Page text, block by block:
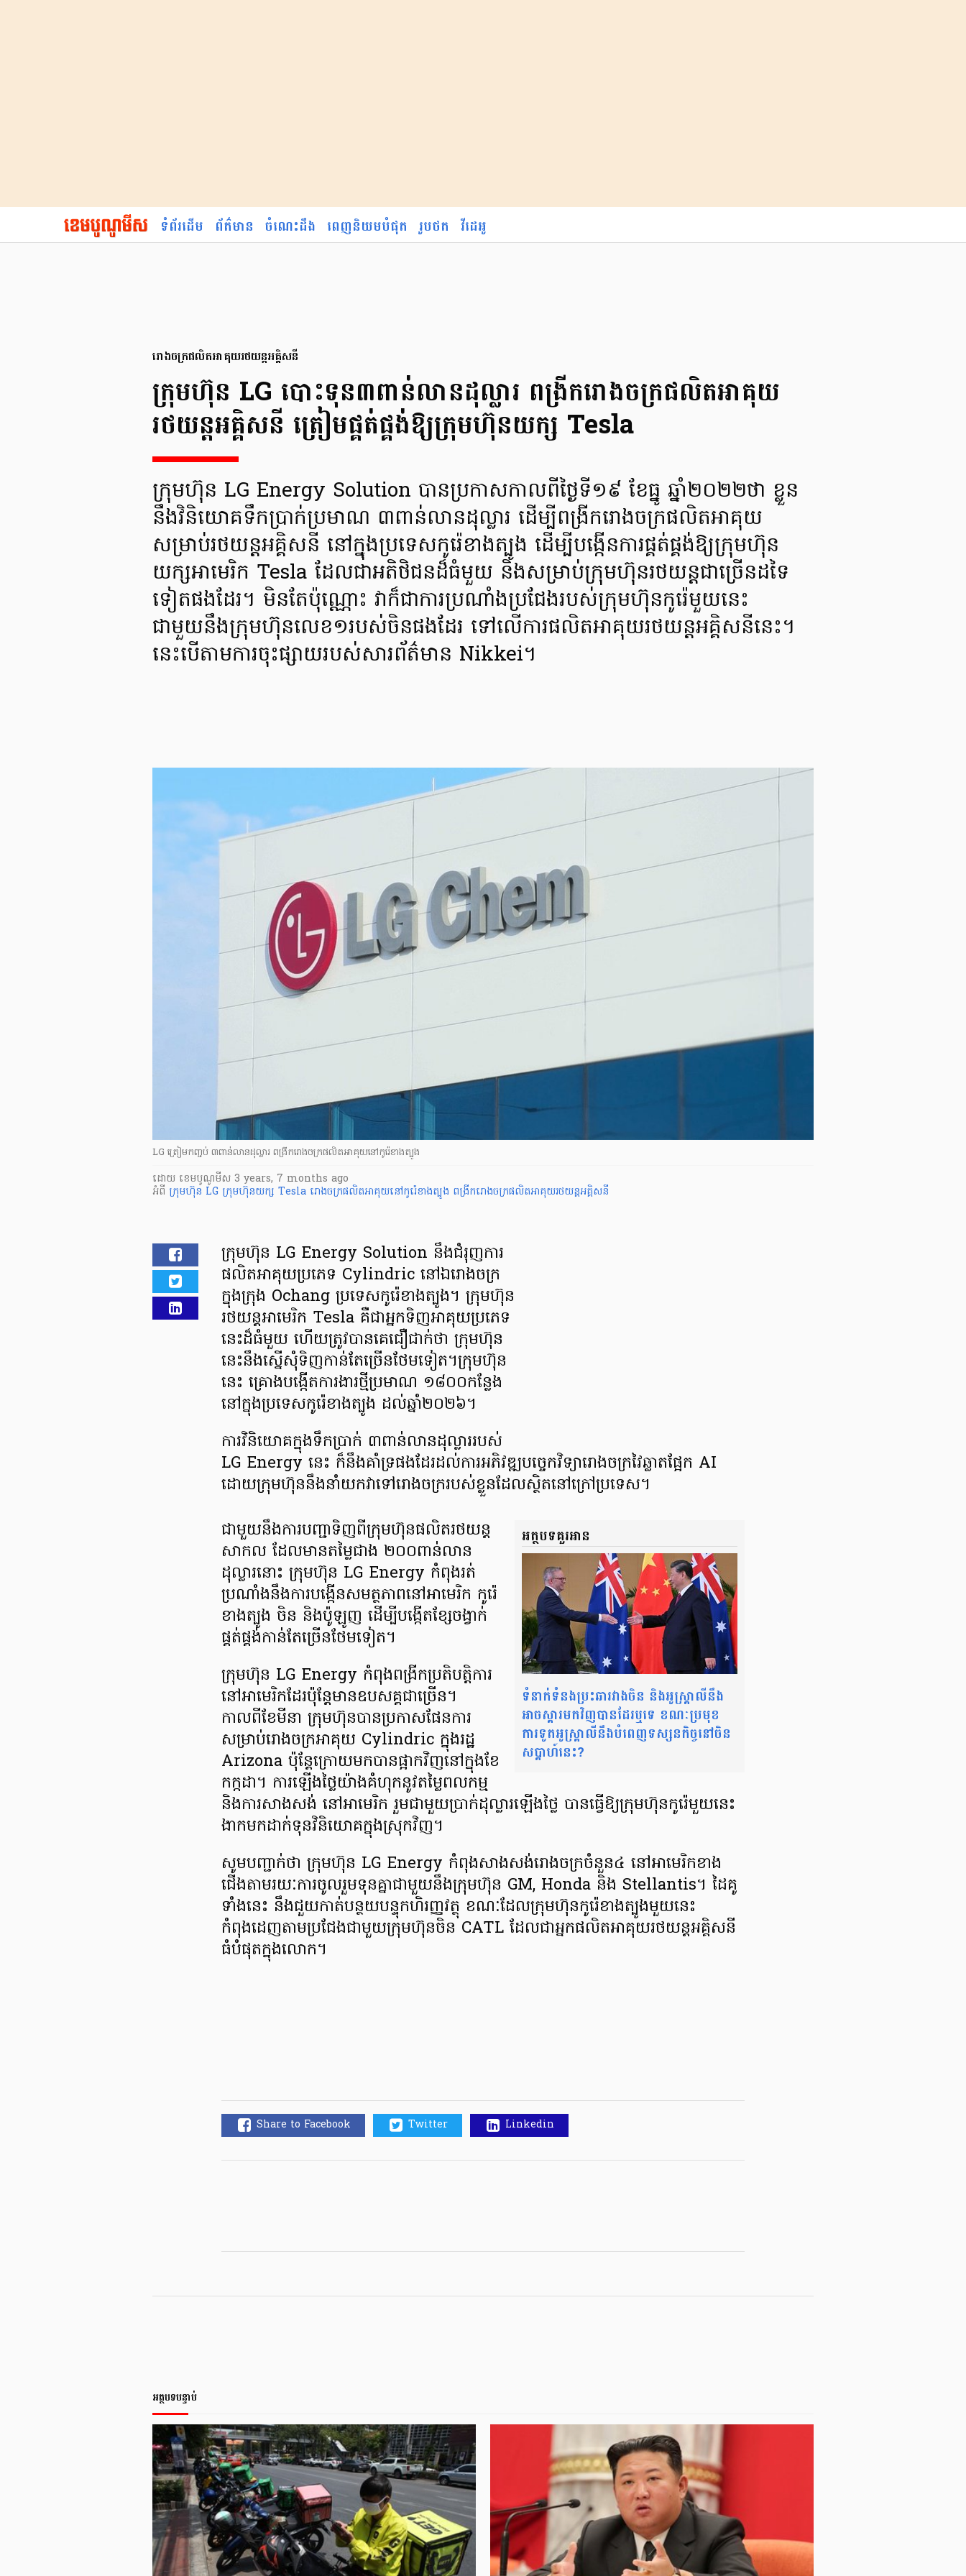
ទំព័រដើម ព័ត៌មាន ចំណេះដឹង ពេញនិយមបំផុត រូបថត វីដេអូ
រោងចក្រផលិតអាគុយរថយន្តអគ្គិសនី
ក្រុមហ៊ុន LG បោះទុន៣ពាន់លានដុល្លារ ពង្រីករោងចក្រផលិតអាគុយ
រថយន្តអគ្គិសនី ត្រៀមផ្គត់ផ្គង់ឱ្យក្រុមហ៊ុនយក្ស Tesla
ក្រុមហ៊ុន LG Energy Solution បានប្រកាសកាលពីថ្ងៃទី១៩ ខែធ្នូ ឆ្នាំ២០២២ថា ខ្លួន
នឹងវិនិយោគទឹកប្រាក់ប្រមាណ ៣ពាន់លានដុល្លារ ដើម្បីពង្រីករោងចក្រផលិតអាគុយ
សម្រាប់រថយន្តអគ្គិសនី នៅក្នុងប្រទេសកូរ៉េខាងត្បូង ដើម្បីបង្កើនការផ្គត់ផ្គង់ឱ្យក្រុមហ៊ុន
យក្សអាមេរិក Tesla ដែលជាអតិថិជនដ៏ធំមួយ និងសម្រាប់ក្រុមហ៊ុនរថយន្តជាច្រើនដទៃ
ទៀតផងដែរ។ មិនតែប៉ុណ្ណោះ វាក៏ជាការប្រណាំងប្រជែងរបស់ក្រុមហ៊ុនកូរ៉េមួយនេះ
ជាមួយនឹងក្រុមហ៊ុនលេខ១របស់ចិនផងដែរ ទៅលើការផលិតអាគុយរថយន្តអគ្គិសនីនេះ។
នេះបើតាមការចុះផ្សាយរបស់សារព័ត៌មាន Nikkei។
LG ត្រៀមកញ្ចប់ ៣ពាន់លានដុល្លារ ពង្រីករោងចក្រផលិតអាគុយនៅកូរ៉េខាងត្បូង
ដោយ ​ ខេមបូណូមីស 3 years, 7 months ago
អំពី ក្រុមហ៊ុន LG ក្រុមហ៊ុនយក្ស Tesla រោងចក្រផលិតអាគុយនៅកូរ៉េខាងត្បូង ពង្រីករោងចក្រផលិតអាគុយរថយន្តអគ្គិសនី
ក្រុមហ៊ុន LG Energy Solution នឹងជំរុញការ
ផលិតអាគុយប្រភេទ Cylindric នៅឯរោងចក្រ
ក្នុងក្រុង Ochang ប្រទេសកូរ៉េខាងត្បូង។ ក្រុមហ៊ុន
រថយន្តអាមេរិក Tesla គឺជាអ្នកទិញអាគុយប្រភេទ
នេះដ៏ធំមួយ ហើយត្រូវបានគេជឿជាក់ថា ក្រុមហ៊ុន
នេះនឹងស្នើសុំទិញកាន់តែច្រើនថែមទៀត។ក្រុមហ៊ុន
នេះ គ្រោងបង្កើតការងារថ្មីប្រមាណ ១៨០០កន្លែង
នៅក្នុងប្រទេសកូរ៉េខាងត្បូង ដល់ឆ្នាំ២០២៦។
ការវិនិយោគក្នុងទឹកប្រាក់ ៣ពាន់លានដុល្លាររបស់
LG Energy នេះ ក៏នឹងគាំទ្រផងដែរដល់ការអភិវឌ្ឍបច្ចេកវិទ្យារោងចក្រវៃឆ្លាតផ្អែក AI
ដោយក្រុមហ៊ុននឹងនាំយកវាទៅរោងចក្ររបស់ខ្លួនដែលស្ថិតនៅក្រៅប្រទេស។
អត្ថបទគួរអាន
ទំនាក់ទំនងប្រះឆារវាងចិន និងអូស្ត្រាលីនឹង
អាចស្ដារមកវិញបានដែរឬទេ ខណៈប្រមុខ
ការទូតអូស្ត្រាលីនឹងបំពេញទស្សនកិច្ចនៅចិន
សប្ដាហ៍នេះ?
ជាមួយនឹងការបញ្ជាទិញពីក្រុមហ៊ុនផលិតរថយន្ត
សាកល ដែលមានតម្លៃជាង ២០០ពាន់លាន
ដុល្លារនោះ ក្រុមហ៊ុន LG Energy កំពុងរត់
ប្រណាំងនឹងការបង្កើនសមត្ថភាពនៅអាមេរិក កូរ៉េ
ខាងត្បូង ចិន និងប៉ូឡូញ ដើម្បីបង្កើតខ្សែចង្វាក់
ផ្គត់ផ្គង់កាន់តែច្រើនថែមទៀត។
ក្រុមហ៊ុន LG Energy កំពុងពង្រីកប្រតិបត្តិការ
នៅអាមេរិកដែរប៉ុន្តែមានឧបសគ្គជាច្រើន។
កាលពីខែមីនា ក្រុមហ៊ុនបានប្រកាសផែនការ
សម្រាប់រោងចក្រអាគុយ Cylindric ក្នុងរដ្ឋ
Arizona ប៉ុន្តែក្រោយមកបានផ្អាកវិញនៅក្នុងខែ
កក្កដា។ ការឡើងថ្លៃយ៉ាងគំហុកនូវតម្លៃពលកម្ម
និងការសាងសង់ នៅអាមេរិក រួមជាមួយប្រាក់ដុល្លារឡើងថ្លៃ បានធ្វើឱ្យក្រុមហ៊ុនកូរ៉េមួយនេះ
ងាកមកដាក់ទុនវិនិយោគក្នុងស្រុកវិញ។
សូមបញ្ជាក់ថា ក្រុមហ៊ុន LG Energy កំពុងសាងសង់រោងចក្រចំនួន៤ នៅអាមេរិកខាង
ជើងតាមរយៈការចូលរួមទុនគ្នាជាមួយនឹងក្រុមហ៊ុន GM, Honda និង Stellantis។ ដៃគូ
ទាំងនេះ នឹងជួយកាត់បន្ថយបន្ទុកហិរញ្ញវត្ថុ ខណៈដែលក្រុមហ៊ុនកូរ៉េខាងត្បូងមួយនេះ
កំពុងដេញតាមប្រជែងជាមួយក្រុមហ៊ុនចិន CATL ដែលជាអ្នកផលិតអាគុយរថយន្តអគ្គិសនី
ធំបំផុតក្នុងលោក។
Share to Facebook Twitter Linkedin
អត្ថបទបន្ទាប់